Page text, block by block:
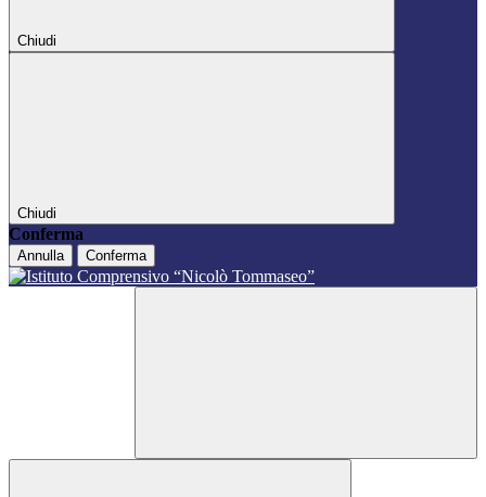
Chiudi
Chiudi
Conferma
Annulla Conferma